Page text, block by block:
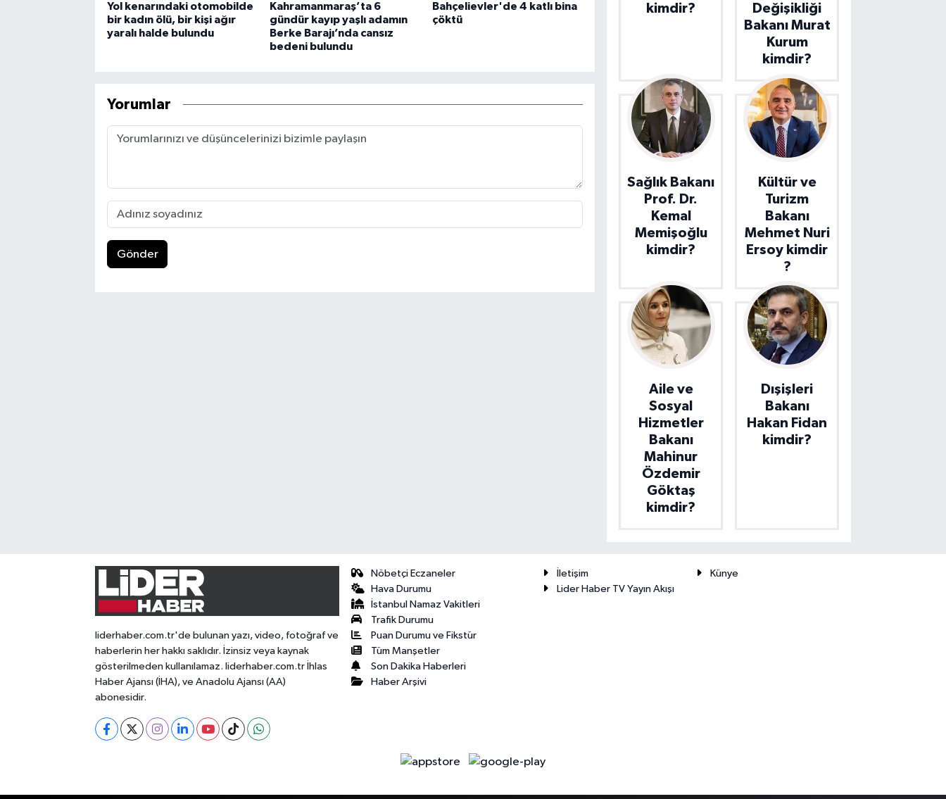
Yol kenarındaki otomobilde
bir kadın ölü, bir kişi ağır
yaralı halde bulundu
Kahramanmaraş’ta 6
gündür kayıp yaşlı adamın
Berke Barajı’nda cansız
bedeni bulundu
Bahçelievler'de 4 katlı bina
çöktü
Yorumlar
Gönder
kimdir?
Değişikliği
Bakanı Murat
Kurum
kimdir?
Sağlık Bakanı
Prof. Dr.
Kemal
Memişoğlu
kimdir?
Kültür ve
Turizm
Bakanı
Mehmet Nuri
Ersoy kimdir
?
Aile ve
Sosyal
Hizmetler
Bakanı
Mahinur
Özdemir
Göktaş
kimdir?
Dışişleri
Bakanı
Hakan Fidan
kimdir?
liderhaber.com.tr'de bulunan yazı, video, fotoğraf ve
haberlerin her hakkı saklıdır. İzinsiz veya kaynak
gösterilmeden kullanılamaz. liderhaber.com.tr İhlas
Haber Ajansı (İHA), ve Anadolu Ajansı (AA)
abonesidir.
Nöbetçi Eczaneler
Hava Durumu
İstanbul Namaz Vakitleri
Trafik Durumu
Puan Durumu ve Fikstür
Tüm Manşetler
Son Dakika Haberleri
Haber Arşivi
İletişim
Künye
Lider Haber TV Yayın Akışı